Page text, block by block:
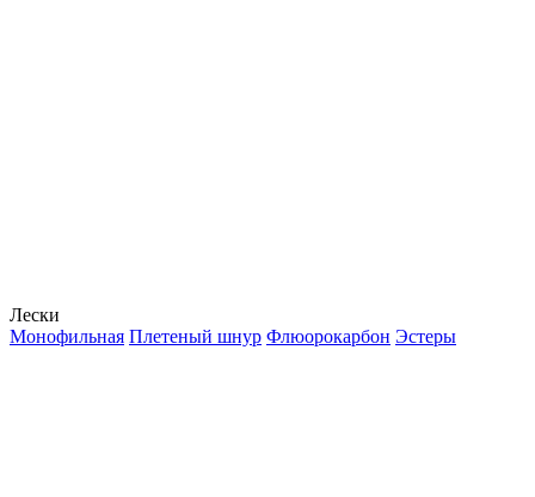
Лески
Монофильная Плетеный шнур Флюорокарбон Эстеры